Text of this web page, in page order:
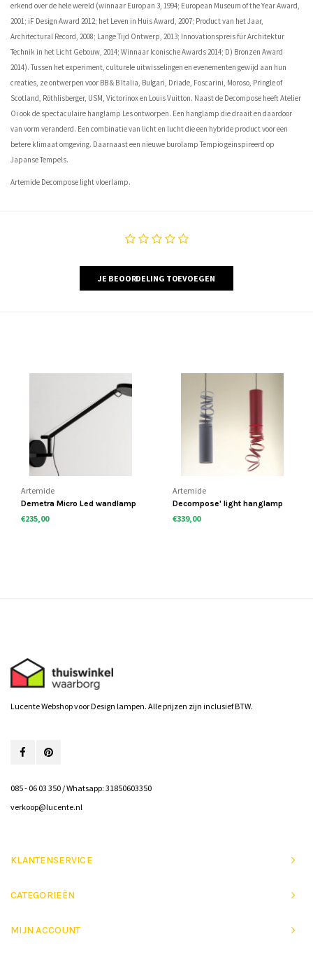
erkend over de hele wereld (winnaar Europan 3, 1994; European Museum of the Year Award,
2001; iF Design Award 2012; het Leven in Huis Award, 2007; Product van het Jaar,
Architectural Record, 2008; Lange Tijd Ontwerp, 2013; Innovationspreis für Architektur
Technik in het Licht Gebouw, 2014; Winnaar Iconische Awards 2014; D) Bronzen Award
2014). Tussen het experiment, culturele uitwisselingen en evenementen gewijd aan hun
creaties, ze ontwerpen voor BB & B Italia, Bulgari, Driade, Foscarini, Moroso, Pringle of
Scotland, Röthlisberger, USM, Victorinox en Louis Vuitton. Naast de Decompose heeft Atelier
Oi ook de spectaculaire hanglamp Les ontworpen. Een hanglamp die draait en daardoor
van vorm veranderd. Een combinatie van licht en lucht die een hybride product voor een
betere klimaat omgeving. Daarnaast een nieuwe burolamp Tempio geinspireerd op
Japanse Tempels.
Artemide Decompose light vloerlamp.
JE BEOORDELING TOEVOEGEN
Artemide
Demetra Micro Led wandlamp
€235,00
Artemide
Decompose' light hanglamp
€339,00
Lucente Webshop voor Design lampen. Alle prijzen zijn inclusief BTW.
085 - 06 03 350 / Whatsapp: 31850603350
verkoop@lucente.nl
KLANTENSERVICE
CATEGORIEËN
MIJN ACCOUNT